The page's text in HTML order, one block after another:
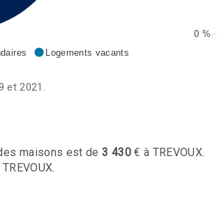
Logements vacants
0 %
et 2021.
maisons est de3 430€ à TREVOUX.